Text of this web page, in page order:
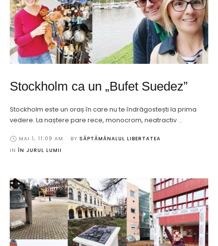
Stockholm ca un „Bufet Suedez”
Stockholm este un oraș în care nu te îndrăgostești la prima
vedere. La naștere pare rece, monocrom, neatractiv …
MAI 1, 11:09 AM BY SĂPTĂMÂNALUL LIBERTATEA
IN ÎN JURUL LUMII